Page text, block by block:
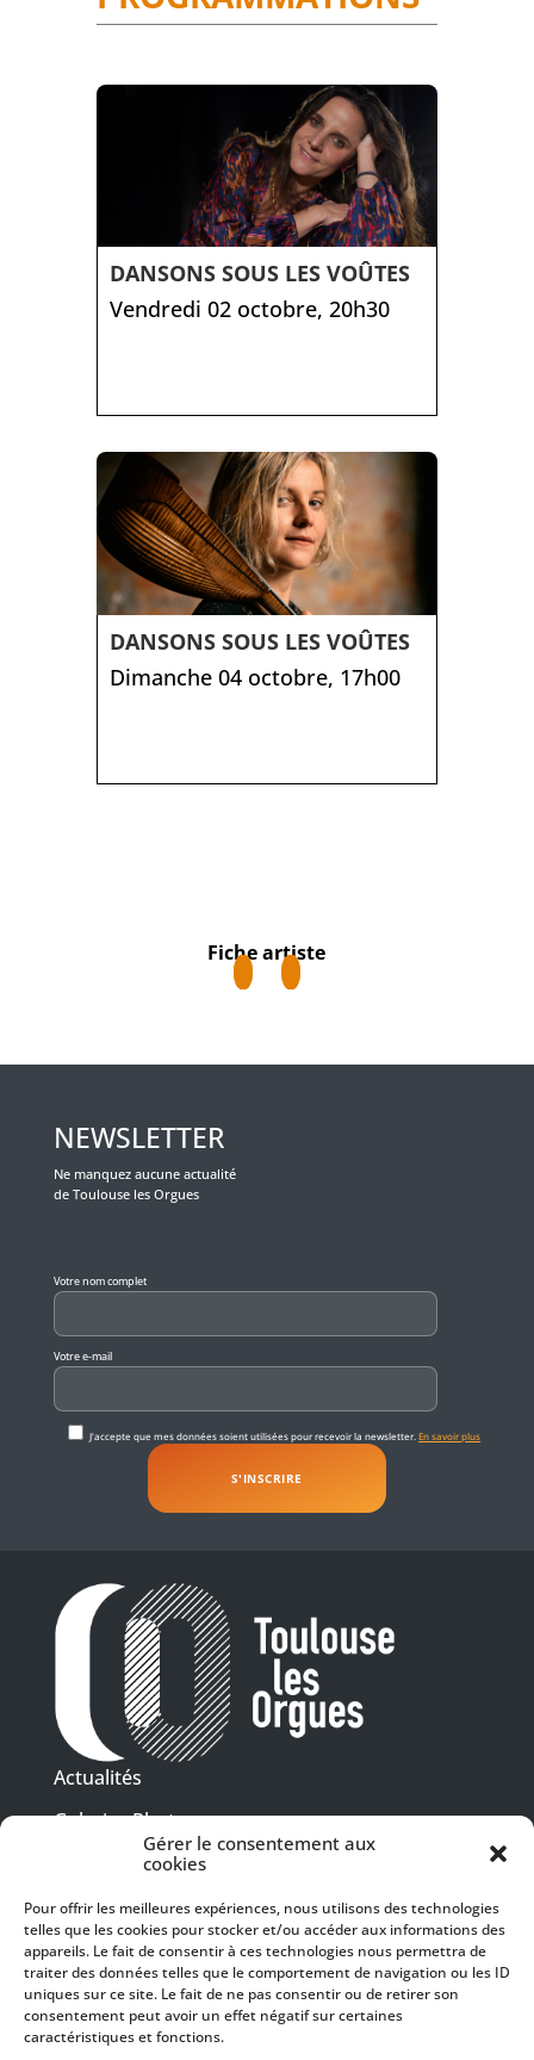
Gérer le consentement aux
cookies
Pour offrir les meilleures expériences, nous utilisons des technologies
telles que les cookies pour stocker et/ou accéder aux informations des
appareils. Le fait de consentir à ces technologies nous permettra de
traiter des données telles que le comportement de navigation ou les ID
uniques sur ce site. Le fait de ne pas consentir ou de retirer son
consentement peut avoir un effet négatif sur certaines
caractéristiques et fonctions.
DANSONS SOUS LES VOÛTES
Vendredi 02 octobre, 20h30
DANSONS SOUS LES VOÛTES
Dimanche 04 octobre, 17h00
Fiche artiste
NEWSLETTER
Ne manquez aucune actualité
de Toulouse les Orgues
Votre nom complet
Votre e-mail
J'accepte que mes données soient utilisées pour recevoir la newsletter.En savoir plus
Actualités
Galeries Photos
Vidéothèque
Presse
Programme PDF
Billetterie
Recrutement
Mentions légales